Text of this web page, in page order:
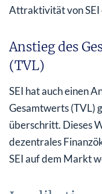
Attraktivität von SEI
Anstieg des
(TVL)
SEI hat auch einen
Gesamtwerts (TVL)
überschritt. Dieses
dezentrales
SEI auf dem Markt